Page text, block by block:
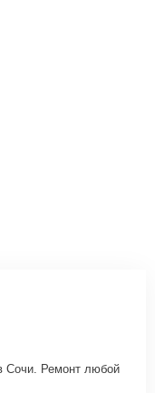
Сочи. Ремонт любой